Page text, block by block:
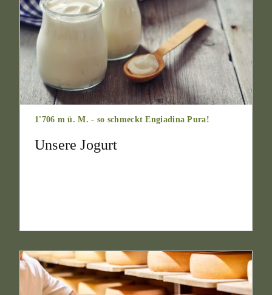
1'706 m ü. M. - so schmeckt Engiadina Pura!
Unsere Jogurt